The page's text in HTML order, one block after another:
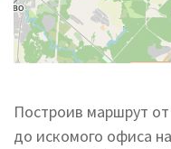
Построив маршрут
до искомого офиса